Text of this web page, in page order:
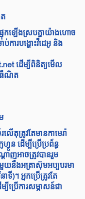
ក​ឡើង​ស្របគ្នា​យ៉ាងហោច
ារបង្ហោះ​វីដេអូ និង​
ដើម្បីពិនិត្យមើល
ធឺណិត
ើតុត្រូវតែមានកាមេរ៉ា
ន ដើម្បីប្រើប្រព័ន្ធ
ាញអាចត្រូវបានរួម
យនឹងអត្រាស៊ុមអប្បបរមា
)។ អ្នក​ប្រើ​ត្រូវ​តែ​
បី​ប្រើ​ការ​សម្ភាសន៍​ជា​